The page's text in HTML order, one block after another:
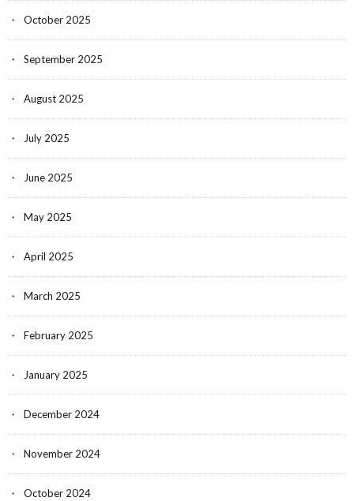
October 2025
September 2025
August 2025
July 2025
June 2025
May 2025
April 2025
March 2025
February 2025
January 2025
December 2024
November 2024
October 2024